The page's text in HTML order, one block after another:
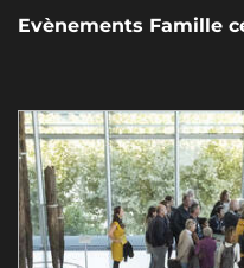
Evènements Famille